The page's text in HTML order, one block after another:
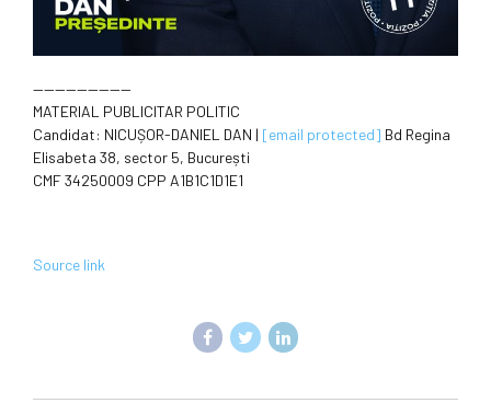
—————————
MATERIAL PUBLICITAR POLITIC
Candidat: NICUȘOR-DANIEL DAN | [email protected] Bd Regina
Elisabeta 38, sector 5, București
CMF 34250009 CPP A1B1C1D1E1
Source link